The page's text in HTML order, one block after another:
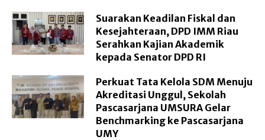
Suarakan Keadilan Fiskal dan
Kesejahteraan, DPD IMM Riau
Serahkan Kajian Akademik
kepada Senator DPD RI
Perkuat Tata Kelola SDM Menuju
Akreditasi Unggul, Sekolah
Pascasarjana UMSURA Gelar
Benchmarking ke Pascasarjana
UMY